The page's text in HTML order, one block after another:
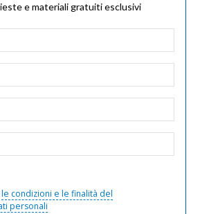
e materiali gratuiti esclusivi
le condizioni e le finalità del
personali